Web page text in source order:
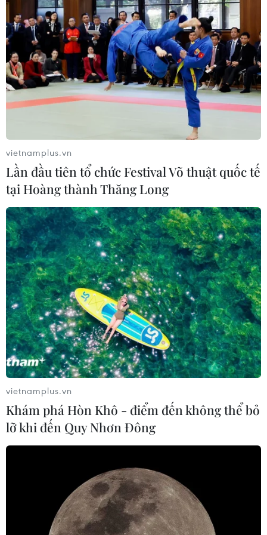
Kiểm toán Nhà nước đã chuyển 2 vụ việc sang cơ quan
điều tra, cung cấp 31 báo cáo kiểm toán cho các cơ
quan Trung ương, Ban Nội chính, Chính phủ, Quốc hội.
Kiểm toán Việt Nam đóng góp sáng kiến
kiểm toán việc thực hiện các SDG
23/07/2019 04:35
Lãnh đạo các cơ quan kiểm toán ở nhiều quốc gia khác
nhau cùng thảo luận và học hỏi kinh nghiệm để làm thế
nào hoạt động kiểm toán các Mục tiêu phát triển bền
vững mang lại hiệu quả tối đa.
vietnamplus.vn
Lần đầu tiên tổ chức Festival Võ thuật quốc tế
tại Hoàng thành Thăng Long
vietnamplus.vn
Khám phá Hòn Khô - điểm đến không thể bỏ
lỡ khi đến Quy Nhơn Đông